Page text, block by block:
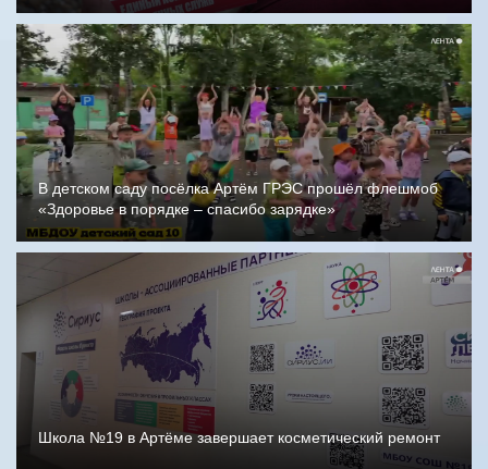
В детском саду посёлка Артём ГРЭС прошёл флешмоб
«Здоровье в порядке – спасибо зарядке»
Школа №19 в Артёме завершает косметический ремонт